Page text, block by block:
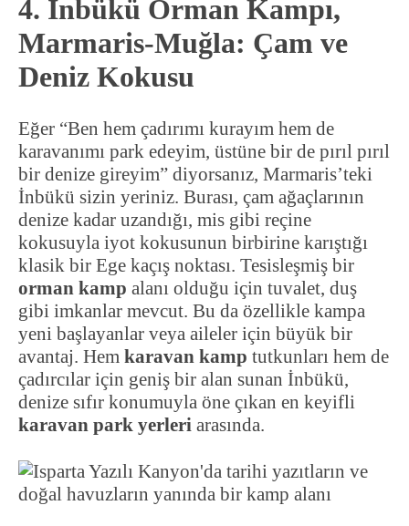
4. İnbükü Orman Kampı,
Marmaris-Muğla: Çam ve
Deniz Kokusu
Eğer “Ben hem çadırımı kurayım hem de
karavanımı park edeyim, üstüne bir de pırıl pırıl
bir denize gireyim” diyorsanız, Marmaris’teki
İnbükü sizin yeriniz. Burası, çam ağaçlarının
denize kadar uzandığı, mis gibi reçine
kokusuyla iyot kokusunun birbirine karıştığı
klasik bir Ege kaçış noktası. Tesisleşmiş bir
orman kamp alanı olduğu için tuvalet, duş
gibi imkanlar mevcut. Bu da özellikle kampa
yeni başlayanlar veya aileler için büyük bir
avantaj. Hem karavan kamp tutkunları hem de
çadırcılar için geniş bir alan sunan İnbükü,
denize sıfır konumuyla öne çıkan en keyifli
karavan park yerleri arasında.